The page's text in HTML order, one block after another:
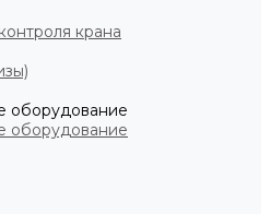
крана
оборудование
оборудование